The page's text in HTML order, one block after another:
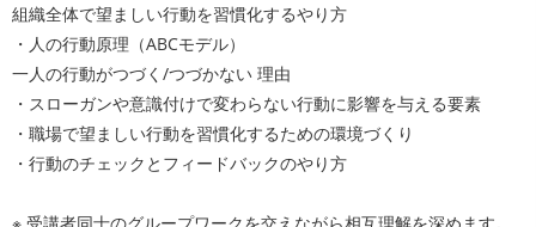
組織全体で望ましい行動を習慣化するやり方
・人の行動原理（ABCモデル）
一人の行動がつづく/つづかない 理由
・スローガンや意識付けで変わらない行動に影響を与える要素
・職場で望ましい行動を習慣化するための環境づくり
・行動のチェックとフィードバックのやり方